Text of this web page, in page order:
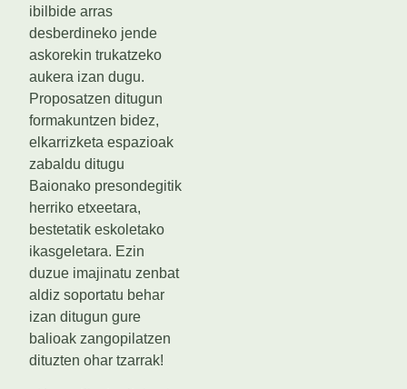
ibilbide arras
desberdineko jende
askorekin trukatzeko
aukera izan dugu.
Proposatzen ditugun
formakuntzen bidez,
elkarrizketa espazioak
zabaldu ditugu
Baionako presondegitik
herriko etxeetara,
bestetatik eskoletako
ikasgeletara. Ezin
duzue imajinatu zenbat
aldiz soportatu behar
izan ditugun gure
balioak zangopilatzen
dituzten ohar tzarrak!